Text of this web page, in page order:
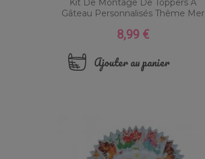
Kit De Montage De Toppers À
Gâteau Personnalisés Thême Mer
Prix
8,99 €
Ajouter au panier